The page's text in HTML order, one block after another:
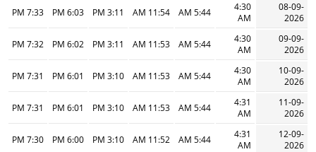
08-09-
2026
4:30
AM
5:44 AM
11:54 AM
3:11 PM
6:03 PM
7:33 PM
09-09-
2026
4:30
AM
5:44 AM
11:53 AM
3:11 PM
6:02 PM
7:32 PM
10-09-
2026
4:30
AM
5:44 AM
11:53 AM
3:10 PM
6:01 PM
7:31 PM
11-09-
2026
4:31
AM
5:44 AM
11:53 AM
3:10 PM
6:01 PM
7:31 PM
12-09-
2026
4:31
AM
5:44 AM
11:52 AM
3:10 PM
6:00 PM
7:30 PM